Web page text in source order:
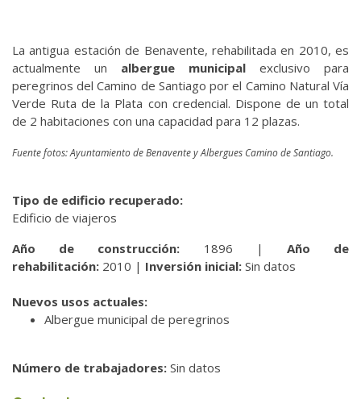
La antigua estación de Benavente, rehabilitada en 2010, es
actualmente un albergue municipal exclusivo para
peregrinos del Camino de Santiago por el Camino Natural Vía
Verde Ruta de la Plata con credencial. Dispone de un total
de 2 habitaciones con una capacidad para 12 plazas.
Fuente fotos: Ayuntamiento de Benavente y Albergues Camino de Santiago.
Tipo de edificio recuperado:
Edificio de viajeros
Año de construcción: 1896 | Año de
rehabilitación: 2010 | Inversión inicial: Sin datos
Nuevos usos actuales:
Albergue municipal de peregrinos
Número de trabajadores: Sin datos